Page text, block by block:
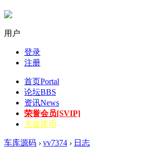
用户
登录
注册
首页Portal
论坛BBS
资讯News
荣誉会员[SVIP]
充值库币
车库源码 › vv7374 › 日志